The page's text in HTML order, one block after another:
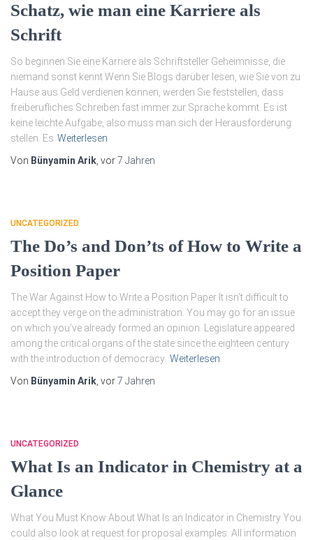
Schatz, wie man eine Karriere als
Schrift
So beginnen Sie eine Karriere als Schriftsteller Geheimnisse, die
niemand sonst kennt Wenn Sie Blogs darüber lesen, wie Sie von zu
Hause aus Geld verdienen können, werden Sie feststellen, dass
freiberufliches Schreiben fast immer zur Sprache kommt. Es ist
keine leichte Aufgabe, also muss man sich der Herausforderung
stellen. Es Weiterlesen
Von Bünyamin Arik , vor7 Jahren
UNCATEGORIZED
The Do’s and Don’ts of How to Write a
Position Paper
The War Against How to Write a Position Paper It isn’t difficult to
accept they verge on the administration. You may go for an issue
on which you’ve already formed an opinion. Legislature appeared
among the critical organs of the state since the eighteen century
with the introduction of democracy. Weiterlesen
Von Bünyamin Arik , vor7 Jahren
UNCATEGORIZED
What Is an Indicator in Chemistry at a
Glance
What You Must Know About What Is an Indicator in Chemistry You
could also look at request for proposal examples. All information